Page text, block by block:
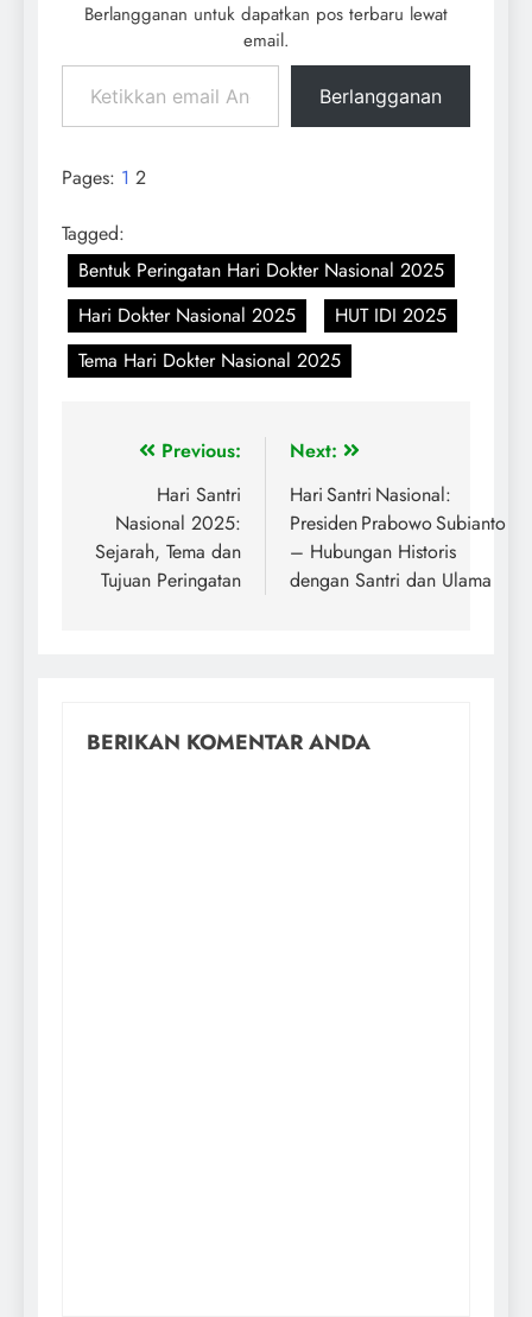
Berlangganan untuk dapatkan pos terbaru lewat
email.
Berlangganan
Pages: 1 2
Tagged:
Bentuk Peringatan Hari Dokter Nasional 2025
Hari Dokter Nasional 2025
HUT IDI 2025
Tema Hari Dokter Nasional 2025
Previous:
Hari Santri
Nasional 2025:
Sejarah, Tema dan
Tujuan Peringatan
Next:
Hari Santri Nasional:
Presiden Prabowo Subianto
– Hubungan Historis
dengan Santri dan Ulama
BERIKAN KOMENTAR ANDA